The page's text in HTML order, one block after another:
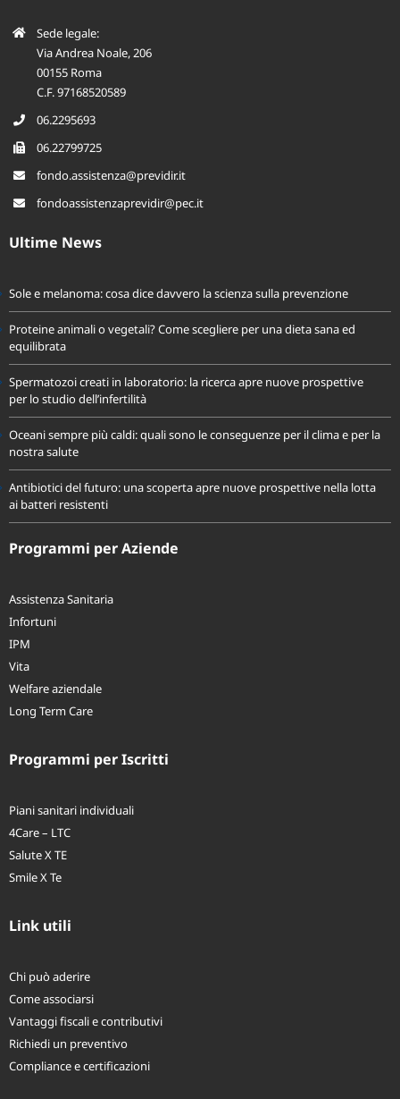
Sede legale:
Via Andrea Noale, 206
00155 Roma
C.F. 97168520589
06.2295693
06.22799725
fondo.assistenza@previdir.it
Sole e melanoma: cosa dice davvero la scienza sulla prevenzione
Proteine animali o vegetali? Come scegliere per una dieta sana ed
equilibrata
Spermatozoi creati in laboratorio: la ricerca apre nuove prospettive
per lo studio dell’infertilità
Oceani sempre più caldi: quali sono le conseguenze per il clima e per la
nostra salute
Antibiotici del futuro: una scoperta apre nuove prospettive nella lotta
ai batteri resistenti
Assistenza Sanitaria
Infortuni
IPM
Vita
Welfare aziendale
Piani sanitari individuali
4Care – LTC
Salute X TE
Chi può aderire
Come associarsi
Vantaggi fiscali e contributivi
Richiedi un preventivo